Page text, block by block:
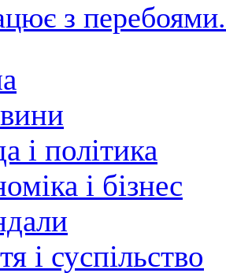
з
і політика
і бізнес
і суспільство